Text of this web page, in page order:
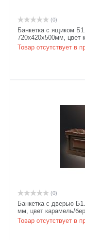
(0)
Банкетка с ящиком
720х420х500мм, цвет
Товар отсутствует в
(0)
Банкетка с дверью
мм, цвет карамель/
Товар отсутствует в